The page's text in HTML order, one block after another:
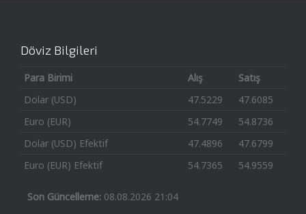
Döviz Bilgileri
Para Birimi Alış
Satış
Dolar (USD)
47.5229
47.6085
Euro (EUR)
54.7749
54.8736
Dolar (USD) Efektif
47.4896
47.6799
Euro (EUR) Efektif
54.7365 54.9559
Son Güncelleme: 08.08.2026 21:04